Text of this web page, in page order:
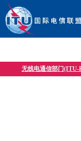
无线电通信部门(ITU-